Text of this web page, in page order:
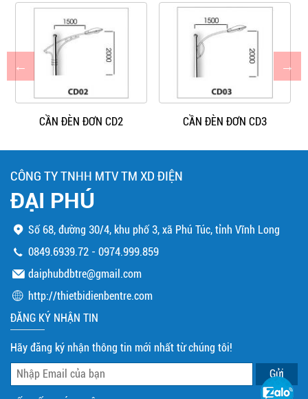
CẦN ĐÈN ĐƠN CD2 CẦN ĐÈN ĐƠN CD3
CÔNG TY TNHH MTV TM XD ĐIỆN
ĐẠI PHÚ
Số 68, đường 30/4, khu phố 3, xã Phú Túc, tỉnh Vĩnh Long
0849.6939.72 -0974.999.859
daiphubdbtre@gmail.com
http://thietbidienbentre.com
ĐĂNG KÝ NHẬN TIN
Hãy đăng ký nhận thông tin mới nhất từ chúng tôi!